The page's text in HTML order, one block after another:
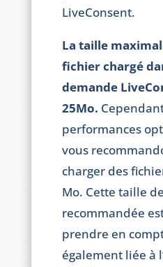
LiveConsent.
La taille
fichier chargé
demande
25Mo.
performances
vous
charger des
Mo. Cette taille
recommandée
prendre en
également liée à